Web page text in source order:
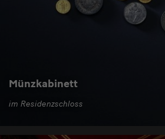
Münzkabinett
im Residenzschloss